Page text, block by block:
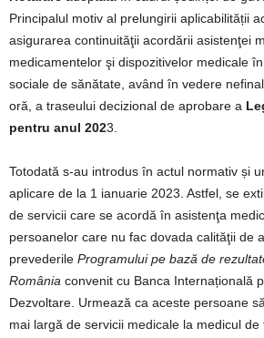
Principalul motiv al prelungirii aplicabilității
asigurarea continuităţii acordării asistenţei
medicamentelor şi dispozitivelor medicale
sociale de sănătate, având în vedere
oră, a traseului decizional de aprobare a
pentru anul 2023.
Totodată s-au introdus în actul normativ și
aplicare de la 1 ianuarie 2023. Astfel, se
de servicii care se acordă în asistenţa
persoanelor care nu fac dovada calităţii de
prevederile Programului pe bază de
România convenit cu Banca Internațională
Dezvoltare. Urmează ca aceste persoane
mai largă de servicii medicale la medicul